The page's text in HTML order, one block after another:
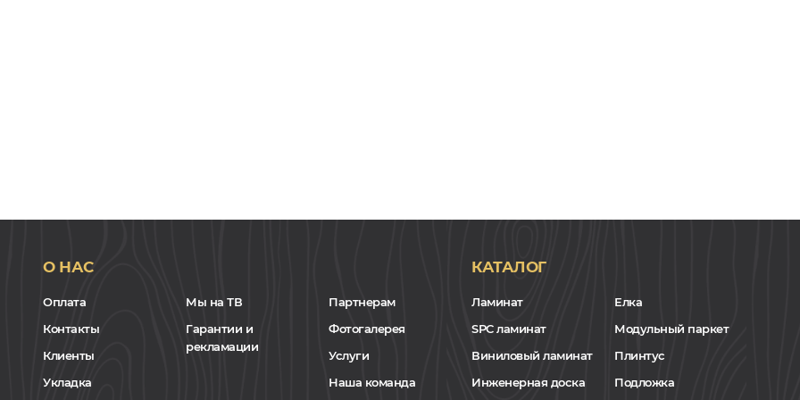
О НАС
Оплата
Контакты
Клиенты
Укладка
Мы на ТВ
Гарантии и
рекламации
Партнерам
Фотогалерея
Услуги
Наша команда
КАТАЛОГ
Ламинат
SPC ламинат
Виниловый ламинат
Инженерная доска
Елка
Модульный паркет
Плинтус
Подложка